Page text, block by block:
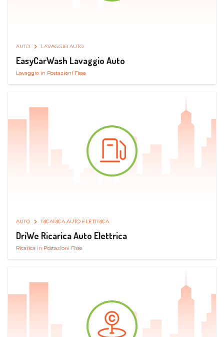
AUTO LAVAGGIO AUTO
EasyCarWash Lavaggio Auto
Lavaggio in Postazioni Fisse
AUTO RICARICA AUTO ELETTRICA
DriWe Ricarica Auto Elettrica
Ricarica in Postazioni Fisse